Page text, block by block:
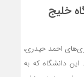
خلیج
احمد حیدری،
دانشگاه که به